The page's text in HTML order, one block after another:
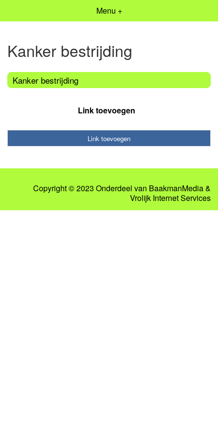
Menu +
Kanker bestrijding
Kanker bestrijding
Link toevoegen
Link toevoegen
Copyright © 2023 Onderdeel van BaakmanMedia&
Vrolijk Internet Services